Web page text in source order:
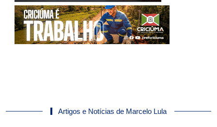
Artigos e Notícias de Marcelo Lula